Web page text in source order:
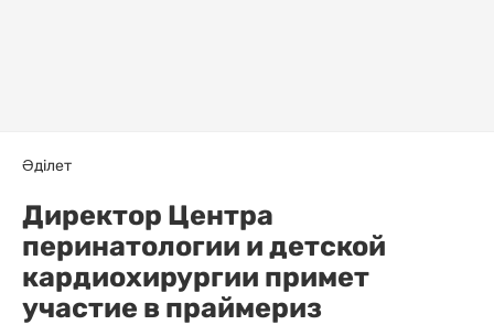
Әділет
Директор Центра
перинатологии и детской
кардиохирургии примет
участие в праймериз